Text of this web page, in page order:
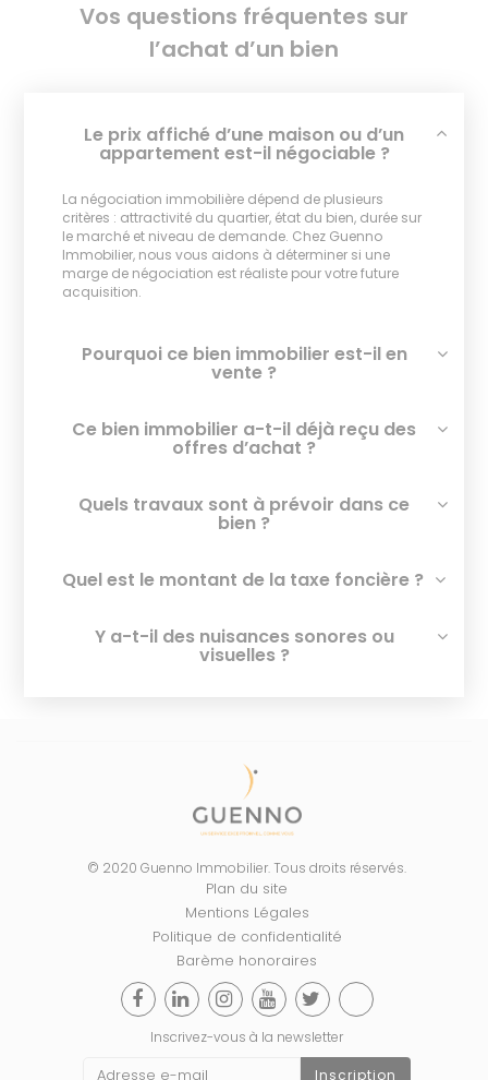
Vos questions fréquentes sur
l’achat d’un bien
Le prix affiché d’une maison ou d’un
appartement est-il négociable ?
La négociation immobilière dépend de plusieurs
critères : attractivité du quartier, état du bien, durée sur
le marché et niveau de demande. Chez Guenno
Immobilier, nous vous aidons à déterminer si une
marge de négociation est réaliste pour votre future
acquisition.
Pourquoi ce bien immobilier est-il en
vente ?
Ce bien immobilier a-t-il déjà reçu des
offres d’achat ?
Quels travaux sont à prévoir dans ce
bien ?
Quel est le montant de la taxe foncière ?
Y a-t-il des nuisances sonores ou
visuelles ?
© 2020 Guenno Immobilier. Tous droits réservés.
Plan du site
Mentions Légales
Politique de confidentialité
Barème honoraires
Inscrivez-vous à la newsletter
Inscription